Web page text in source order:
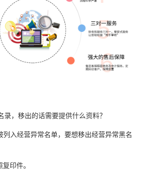
，移出的话需要提供什么资料？
入经营异常名单，要想移出经营异常黑名
印件。